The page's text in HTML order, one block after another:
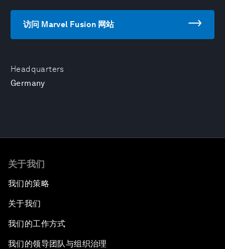
Headquarters
Germany
访问 Marvel Fusion 网站
关于我们
我们的策略
关于我们
我们的工作方式
我们的领导团队与组织治理